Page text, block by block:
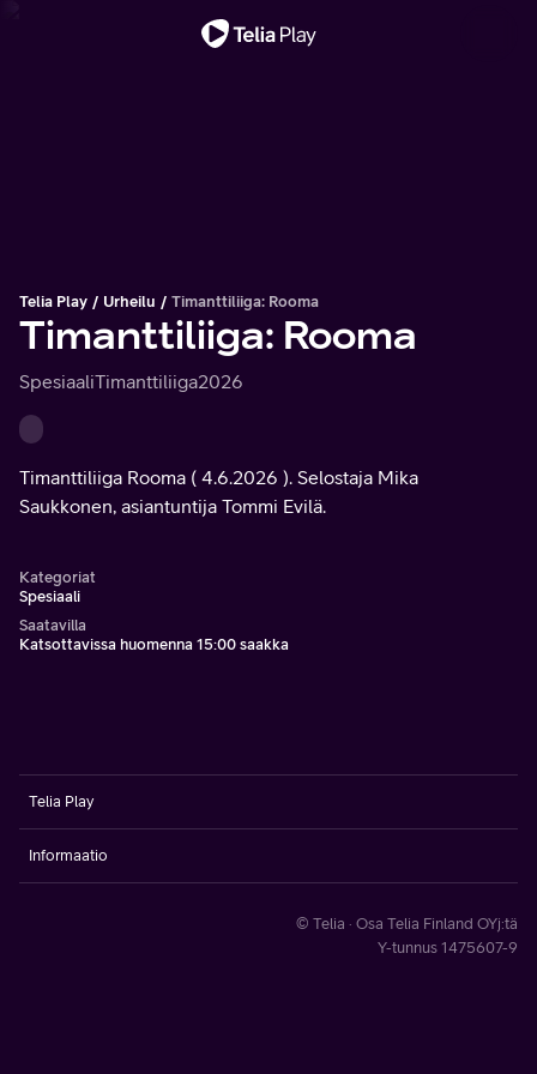
Telia Play Urheilu Timanttiliiga: Rooma
Timanttiliiga: Rooma
SpesiaaliTimanttiliiga2026
Timanttiliiga Rooma ( 4.6.2026 ). Selostaja Mika
Saukkonen, asiantuntija Tommi Evilä.
Kategoriat
Spesiaali
Saatavilla
Katsottavissa huomenna 15:00 saakka
Telia Play
Informaatio
© Telia · Osa Telia Finland OYj:tä
Y-tunnus 1475607-9